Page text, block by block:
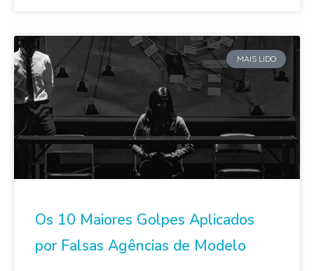
MAIS LIDO
Os 10 Maiores Golpes Aplicados
por Falsas Agências de Modelo